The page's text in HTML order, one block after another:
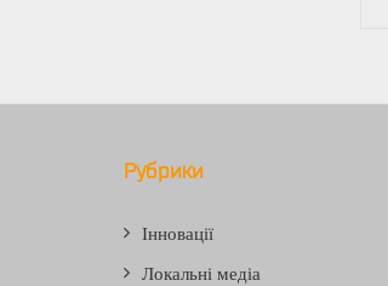
Рубрики
Інновації
Локальні медіа